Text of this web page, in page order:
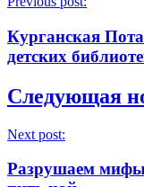
Курганская
детских
Следующая
Next post:
Разрушаем